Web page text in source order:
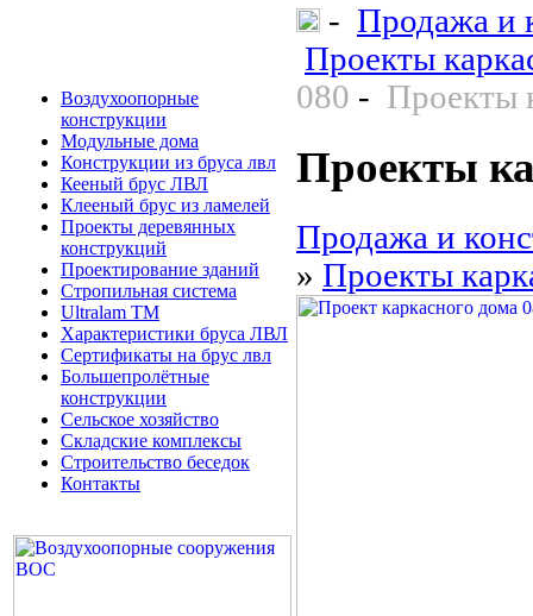
Воздухоопорные
конструкции
Модульные дома
Конструкции из бруса лвл
Кееный брус ЛВЛ
Клееный брус из ламелей
Проекты деревянных
конструкций
Проектирование зданий
Стропильная система
Ultralam TM
Характеристики бруса ЛВЛ
Сертификаты на брус лвл
Большепролётные
конструкции
Сельское хозяйство
Складские комплексы
Строительство беседок
Контакты
- Продажа и
Проекты
080 - Проекты
Проекты
Продажа и
» Проекты